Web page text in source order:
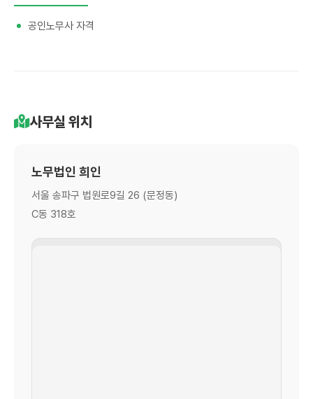
공인노무사 자격
사무실 위치
노무법인 희인
서울 송파구 법원로9길 26 (문정동)
C동 318호